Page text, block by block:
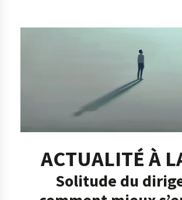
ACTUALITÉ À
Solitude du